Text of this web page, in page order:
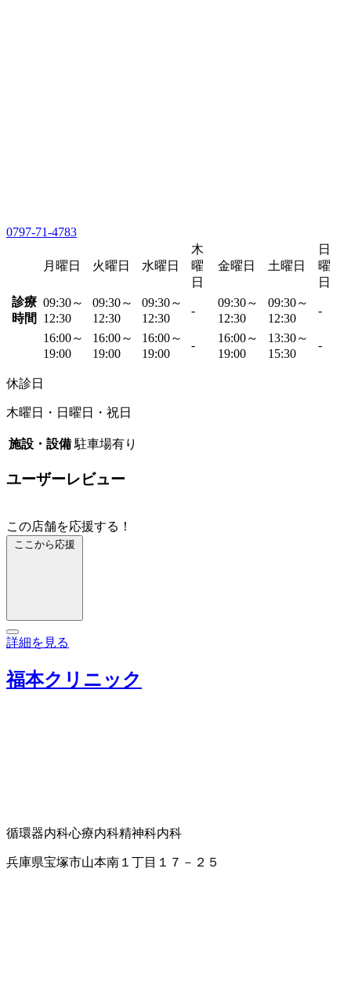
0797-71-4783
月曜日 火曜日 水曜日
木
曜
日
金曜日 土曜日
日
曜
日
診療
時間
09:30～
12:30
09:30～
12:30
09:30～
12:30
-
09:30～
12:30
09:30～
12:30
-
16:00～
19:00
16:00～
19:00
16:00～
19:00
-
16:00～
19:00
13:30～
15:30
-
休診日
木曜日・日曜日・祝日
施設・設備 駐車場有り
ユーザーレビュー
この店舗を応援する！
ここから応援
詳細を見る
福本クリニック
循環器内科心療内科精神科内科
兵庫県宝塚市山本南１丁目１７－２５